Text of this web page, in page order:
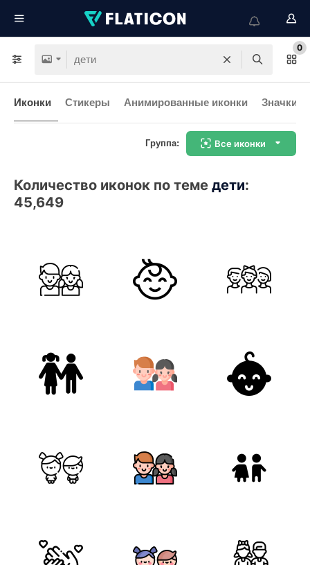
0
Иконки Стикеры Анимированные иконки Значки
Группа: Все иконки
Количество иконок по теме дети:
45,649